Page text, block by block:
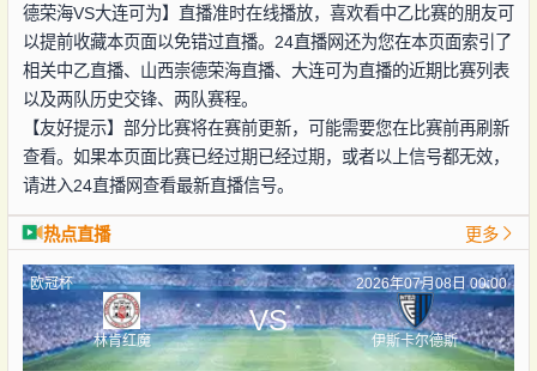
德荣海VS大连可为】直播准时在线播放，喜欢看中乙比赛的朋友可
以提前收藏本页面以免错过直播。24直播网还为您在本页面索引了
相关中乙直播、山西崇德荣海直播、大连可为直播的近期比赛列表
以及两队历史交锋、两队赛程。
【友好提示】部分比赛将在赛前更新，可能需要您在比赛前再刷新
查看。如果本页面比赛已经过期已经过期，或者以上信号都无效，
请进入24直播网查看最新直播信号。
热点直播 更多
欧冠杯 2026年07月08日 00:00
林肯红魔
VS
伊斯卡尔德斯